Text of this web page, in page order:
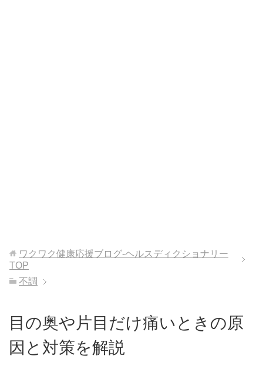
ワクワク健康応援ブログ-ヘルスディクショナリー
TOP
不調
目の奥や片目だけ痛いときの原
因と対策を解説